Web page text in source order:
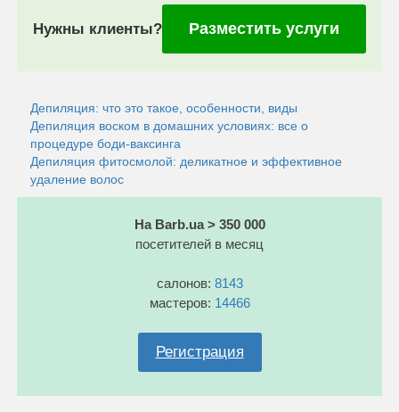
Нужны клиенты? Разместить услуги
Депиляция: что это такое, особенности, виды
Депиляция воском в домашних условиях: все о
процедуре боди-ваксинга
Депиляция фитосмолой: деликатное и эффективное
удаление волос
На Barb.ua > 350 000
посетителей в месяц
салонов: 8143
мастеров: 14466
Регистрация